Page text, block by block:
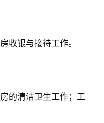
收银与接待工作。
的清洁卫生工作；工